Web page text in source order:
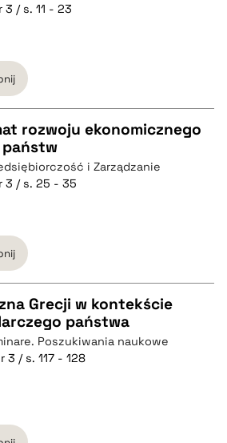
3 / s. 11 - 23
rozwoju ekonomicznego
i Zarządzanie
3 / s. 25 - 35
Grecji w kontekście
państwa
Poszukiwania naukowe
3 / s. 117 - 128